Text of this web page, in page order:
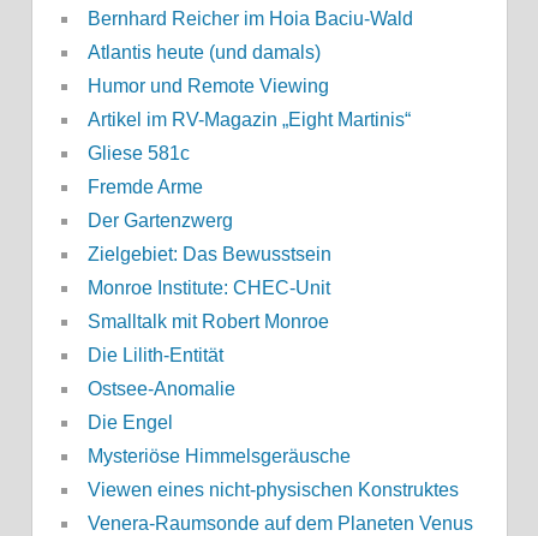
Bernhard Reicher im Hoia Baciu-Wald
Atlantis heute (und damals)
Humor und Remote Viewing
Artikel im RV-Magazin „Eight Martinis“
Gliese 581c
Fremde Arme
Der Gartenzwerg
Zielgebiet: Das Bewusstsein
Monroe Institute: CHEC-Unit
Smalltalk mit Robert Monroe
Die Lilith-Entität
Ostsee-Anomalie
Die Engel
Mysteriöse Himmelsgeräusche
Viewen eines nicht-physischen Konstruktes
Venera-Raumsonde auf dem Planeten Venus